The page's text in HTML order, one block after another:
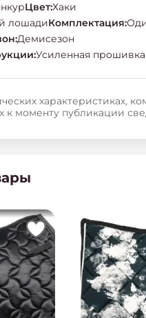
Цвет:Хаки
лошадиКомплектация:
:Демисезон
:Усиленная прошивка
характеристиках,
к моменту публикации